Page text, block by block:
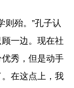
则殆。”孔子认
一边。现在社
秀，但是动手
在这点上，我